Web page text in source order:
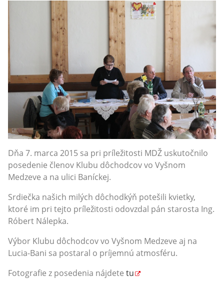
Dňa 7. marca 2015 sa pri príležitosti MDŽ uskutočnilo
posedenie členov Klubu dôchodcov vo Vyšnom
Medzeve a na ulici Baníckej.
Srdiečka našich milých dôchodkýň potešili kvietky,
ktoré im pri tejto príležitosti odovzdal pán starosta Ing.
Róbert Nálepka.
Výbor Klubu dôchodcov vo Vyšnom Medzeve aj na
Lucia-Bani sa postaral o príjemnú atmosféru.
Fotografie z posedenia nájdete tu